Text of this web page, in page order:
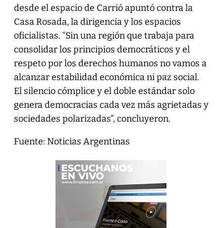
desde el espacio de Carrió apuntó contra la
Casa Rosada, la dirigencia y los espacios
oficialistas. “Sin una región que trabaja para
consolidar los principios democráticos y el
respeto por los derechos humanos no vamos a
alcanzar estabilidad económica ni paz social.
El silencio cómplice y el doble estándar solo
genera democracias cada vez más agrietadas y
sociedades polarizadas”, concluyeron.
Fuente: Noticias Argentinas